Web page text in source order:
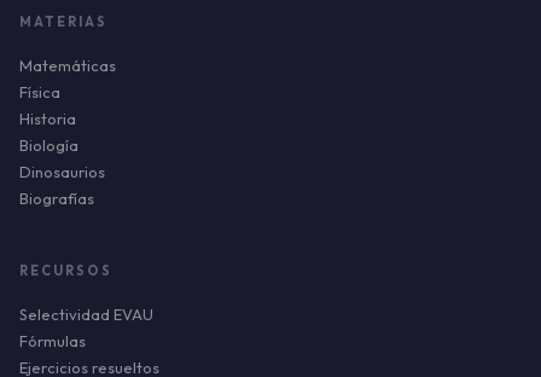
MATERIAS
Matemáticas
Física
Historia
Biología
Dinosaurios
Biografías
RECURSOS
Selectividad EVAU
Fórmulas
Ejercicios resueltos